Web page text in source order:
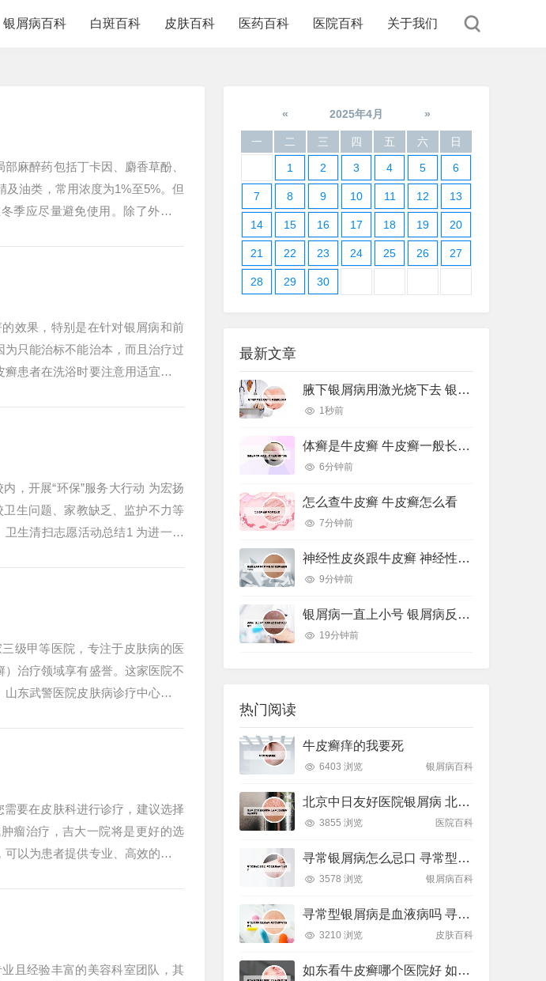
银屑病百科 白斑百科 皮肤百科 医药百科 医院百科 关于我们
麻醉药包括丁卡因、麝香草酚、
油类，常用浓度为1%至5%。但
季应尽量避免使用。除了外用药
效果，特别是在针对银屑病和前
只能治标不能治本，而且治疗过
患者在洗浴时要注意用适宜的水
，开展“环保”服务大行动 为宏扬
生问题、家教缺乏、监护不力等
生清扫志愿活动总结1 为进一步
级甲等医院，专注于皮肤病的医
治疗领域享有盛誉。这家医院不
东武警医院皮肤病诊疗中心作为
要在皮肤科进行诊疗，建议选择
瘤治疗，吉大一院将是更好的选
以为患者提供专业、高效的医疗
且经验丰富的美容科室团队，其
« 2025年4月 »
一 二 三 四 五 六 日
1 2 3 4 5 6
7 8 9 10 11 12 13
14 15 16 17 18 19 20
21 22 23 24 25 26 27
28 29 30
最新文章
腋下银屑病用激光烧下去 银屑病激光手术
1秒前
体癣是牛皮癣 牛皮癣一般长在身体哪个部位
6分钟前
怎么查牛皮癣 牛皮癣怎么看
7分钟前
神经性皮炎跟牛皮癣 神经性皮炎跟牛皮癣哪个好治
9分钟前
银屑病一直上小号 银屑病反复出小疹子怎么办好
19分钟前
热门阅读
牛皮癣痒的我要死
6403 浏览 银屑病百科
北京中日友好医院银屑病 北京中日友好医院银屑病专家
3855 浏览 医院百科
寻常银屑病怎么忌口 寻常型银屑病有什么忌口
3578 浏览 银屑病百科
寻常型银屑病是血液病吗 寻常型银屑病能活多久
3210 浏览 皮肤百科
如东看牛皮癣哪个医院好 如东看皮肤病去哪